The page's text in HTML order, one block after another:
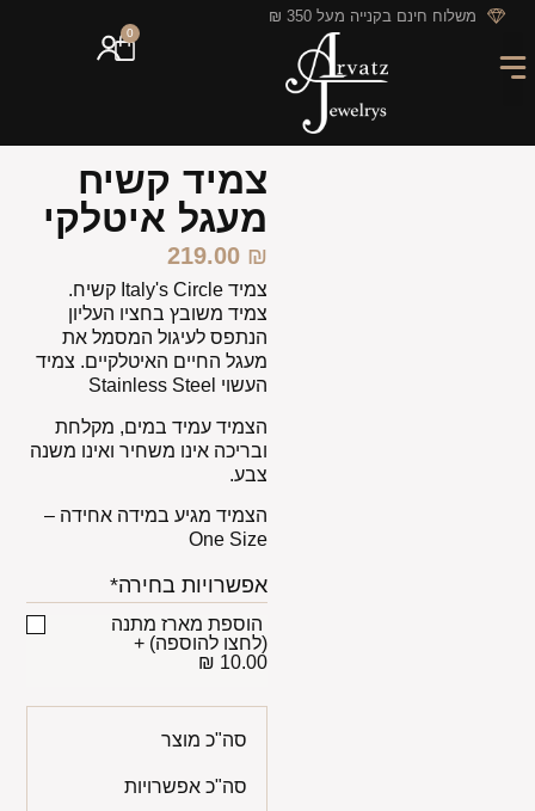
לתוכן משלוח חינם בקנייה מעל 350 ₪
0
צמיד קשיח
מעגל איטלקי
219.00 ₪
צמיד Italy's Circle קשיח.
צמיד משובץ בחציו העליון
הנתפס לעיגול המסמל את
מעגל החיים האיטלקיים. צמיד
העשוי Stainless Steel
הצמיד עמיד במים, מקלחת
ובריכה אינו משחיר ואינו משנה
צבע.
הצמיד מגיע במידה אחידה –
One Size
אפשרויות בחירה*
הוספת מארז מתנה
(לחצו להוספה) +
10.00 ₪
סה"כ מוצר
סה"כ אפשרויות